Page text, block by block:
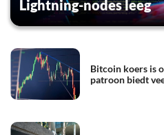
Lightning-nodes leeg
Bitcoin koers is
patroon biedt